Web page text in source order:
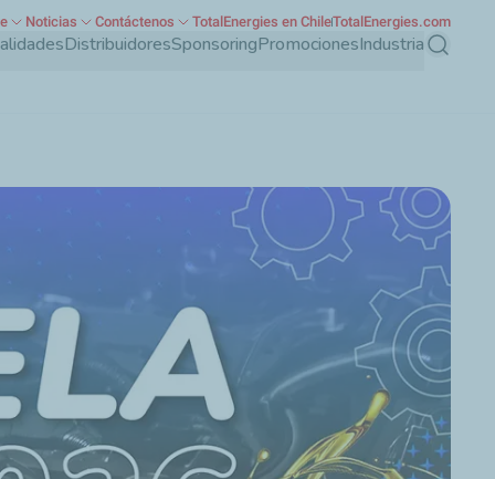
DistribuidoresSponsoringPromocionesIndustria Buscar
Noticias Contáctenos TotalEnergies en ChileTotalEnergies.com